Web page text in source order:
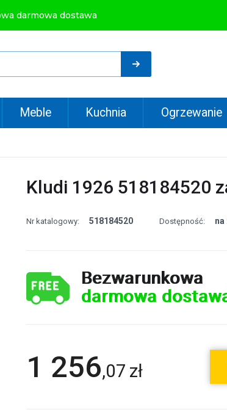
darmowa dostawa
Meble Kuchnia Ogrzewanie
Kludi 1926 518184520
Nr katalogowy: 518184520 Dostępność: na
Bezwarunkowa
darmowa
1 256,07 zł